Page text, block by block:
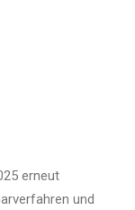
erneut
und